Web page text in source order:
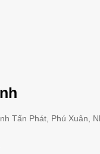
Tấn Phát, Phú Xuân,